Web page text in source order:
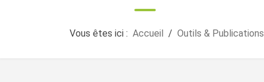
Vous êtes ici : Accueil Outils & Publications